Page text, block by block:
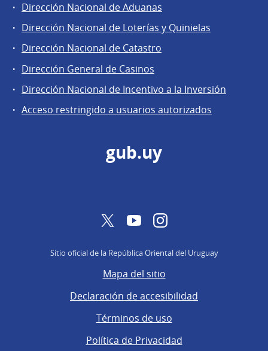
Áreas
de
la
Dirección
General
de
Secretaría
Dirección Nacional de Aduanas
Dirección Nacional de Loterías y Quinielas
Dirección Nacional de Catastro
Dirección General de Casinos
Dirección Nacional de Incentivo a la Inversión
Acceso restringido a usuarios autorizados
gub.uy
TwitterYouTubeInstagram
Sitio oficial de la República Oriental del Uruguay
Mapa del sitio
Declaración de accesibilidad
Términos de uso
Política de Privacidad